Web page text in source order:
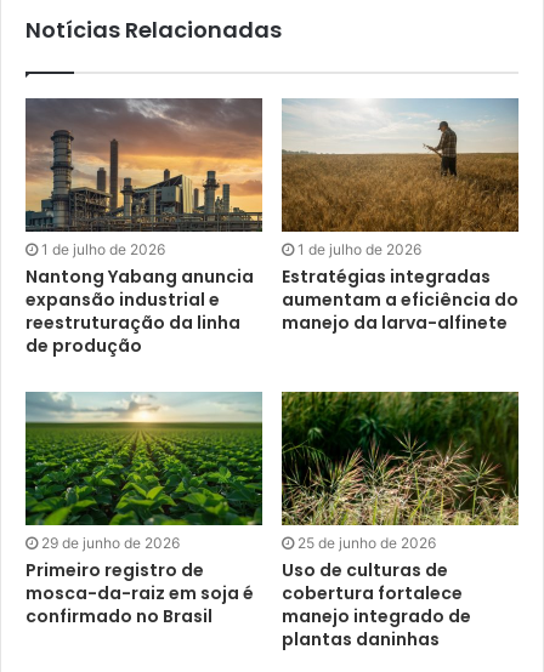
Notícias Relacionadas
1 de julho de 2026
Nantong Yabang anuncia
expansão industrial e
reestruturação da linha
de produção
1 de julho de 2026
Estratégias integradas
aumentam a eficiência do
manejo da larva-alfinete
29 de junho de 2026
Primeiro registro de
mosca-da-raiz em soja é
confirmado no Brasil
25 de junho de 2026
Uso de culturas de
cobertura fortalece
manejo integrado de
plantas daninhas